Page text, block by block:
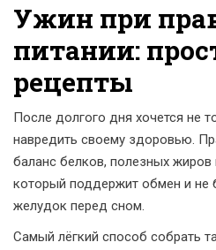
Ужин при
питании:
рецепты
После долгого дня хочется не
навредить своему здоровью.
баланс белков, полезных
который поддержит обмен и не
желудок перед сном.
Самый лёгкий способ собрать